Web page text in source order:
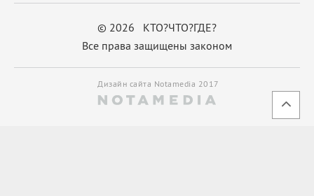
© 2026 КТО?ЧТО?ГДЕ?
Все права защищены законом
Дизайн сайта Notamedia 2017